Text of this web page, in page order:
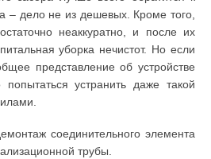
– дело не из дешевых. Кроме того,
неаккуратно, и после их
уборка нечистот. Но если
представление об устройстве
устранить даже такой
соединительного элемента
трубы.